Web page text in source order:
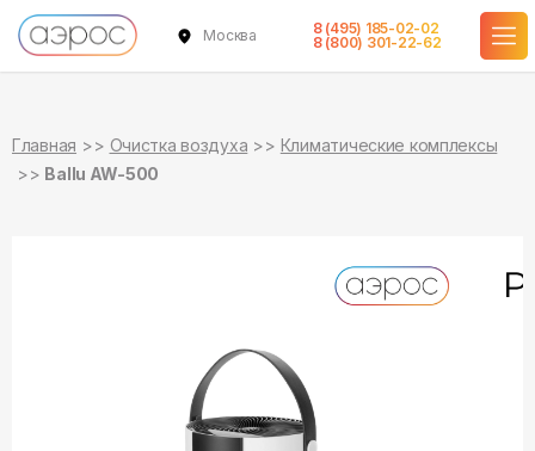
Москва
8 (495) 185-02-02
8 (800) 301-22-62
Главная Очистка воздуха
Климатические комплексы
Ballu AW-500
в наличии